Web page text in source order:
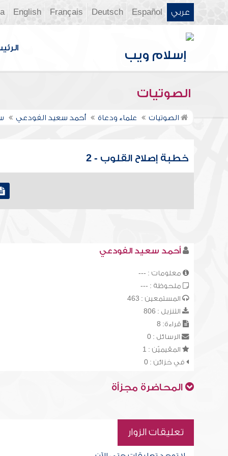
عربي Español
Deutsch
Français
English
الصوتيات
الصوتيات علماء ودعاة أحمد سعيد الفودعي
خطبة إصلاح القلوب - 2
أحمد سعيد الفودعي
معلومات : ---
ملحوظة : ---
المستمعين : 463
التنزيل : 806
قراءة: 8
الرسائل : 0
المقيميّن : 1
في خزائن : 0
المحاضرة مجزأة
تعليقات الزوار